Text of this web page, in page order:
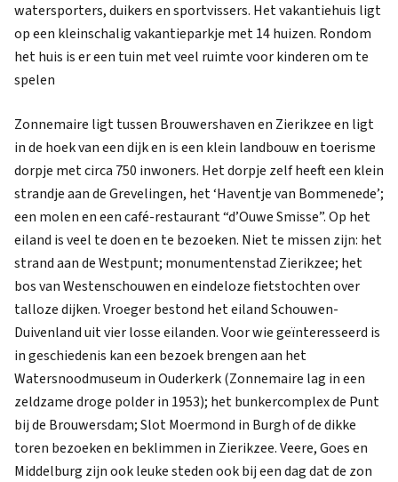
watersporters, duikers en sportvissers. Het vakantiehuis ligt
op een kleinschalig vakantieparkje met 14 huizen. Rondom
het huis is er een tuin met veel ruimte voor kinderen om te
spelen
Zonnemaire ligt tussen Brouwershaven en Zierikzee en ligt
in de hoek van een dijk en is een klein landbouw en toerisme
dorpje met circa 750 inwoners. Het dorpje zelf heeft een klein
strandje aan de Grevelingen, het ‘Haventje van Bommenede’;
een molen en een café-restaurant “d’Ouwe Smisse”. Op het
eiland is veel te doen en te bezoeken. Niet te missen zijn: het
strand aan de Westpunt; monumentenstad Zierikzee; het
bos van Westenschouwen en eindeloze fietstochten over
talloze dijken. Vroeger bestond het eiland Schouwen-
Duivenland uit vier losse eilanden. Voor wie geïnteresseerd is
in geschiedenis kan een bezoek brengen aan het
Watersnoodmuseum in Ouderkerk (Zonnemaire lag in een
zeldzame droge polder in 1953); het bunkercomplex de Punt
bij de Brouwersdam; Slot Moermond in Burgh of de dikke
toren bezoeken en beklimmen in Zierikzee. Veere, Goes en
Middelburg zijn ook leuke steden ook bij een dag dat de zon